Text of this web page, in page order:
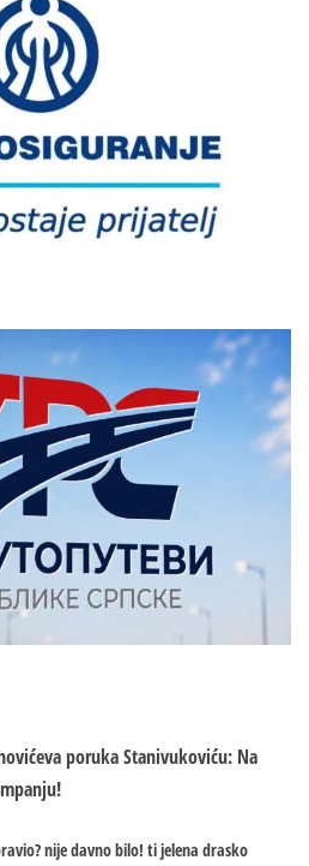
poruka Stanivukoviću: Na
nije davno bilo! ti jelena drasko